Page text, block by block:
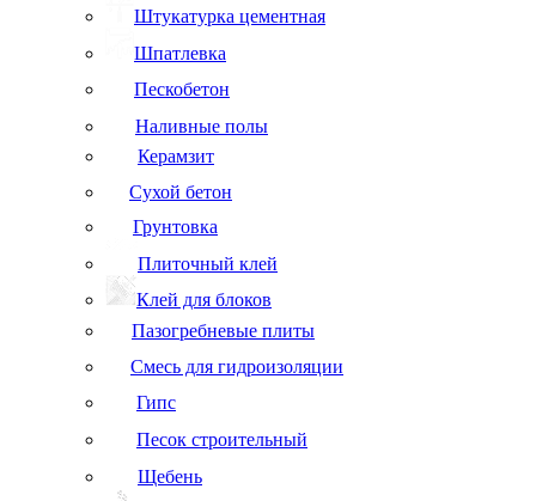
Штукатурка цементная
Шпатлевка
Пескобетон
Наливные полы
Керамзит
Сухой бетон
Грунтовка
Плиточный клей
Клей для блоков
Пазогребневые плиты
Смесь для гидроизоляции
Гипс
Песок строительный
Щебень